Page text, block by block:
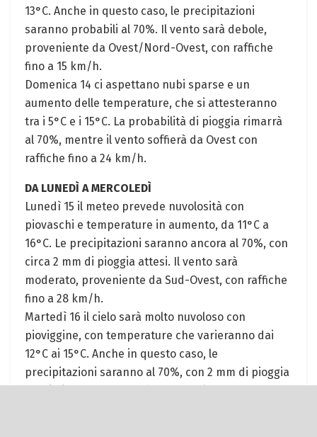
13°C. Anche in questo caso, le precipitazioni
saranno probabili al 70%. Il vento sarà debole,
proveniente da Ovest/Nord-Ovest, con raffiche
fino a 15 km/h.
Domenica 14 ci aspettano nubi sparse e un
aumento delle temperature, che si attesteranno
tra i 5°C e i 15°C. La probabilità di pioggia rimarrà
al 70%, mentre il vento soffierà da Ovest con
raffiche fino a 24 km/h.
DA LUNEDÌ A MERCOLEDÌ
Lunedì 15 il meteo prevede nuvolosità con
piovaschi e temperature in aumento, da 11°C a
16°C. Le precipitazioni saranno ancora al 70%, con
circa 2 mm di pioggia attesi. Il vento sarà
moderato, proveniente da Sud-Ovest, con raffiche
fino a 28 km/h.
Martedì 16 il cielo sarà molto nuvoloso con
pioviggine, con temperature che varieranno dai
12°C ai 15°C. Anche in questo caso, le
precipitazioni saranno al 70%, con 2 mm di pioggia